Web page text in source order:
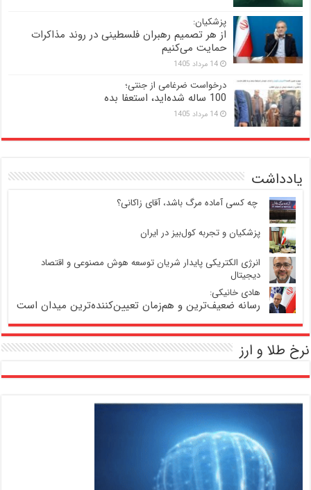
پزشکیان:
از هر تصمیم رهبران فلسطینی در روند مذاکرات
حمایت می‌کنیم
14 مرداد 1405
درخواست ضرغامی از جنتی؛
100 ساله شده‌اید، استعفا بده
14 مرداد 1405
یادداشت
‍ چه کسی آماده مرگ باشد، آقای زاکانی؟
پزشکیان و تجربه کول‌بیز در ایران
انرژی الکتریکی پایدار شریان توسعه هوش مصنوعی و اقتصاد
دیجیتال
هادی خانیکی:
رسانه ضعیف‌ترین و هم‌زمان تعیین‌کننده‌ترین میدان است
نرخ طلا و ارز